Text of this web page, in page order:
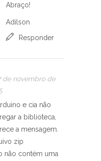
Abraço!
Adilson
Responder
de novembro de
e cia não
a biblioteca,
a mensagem.
zip
não contém uma